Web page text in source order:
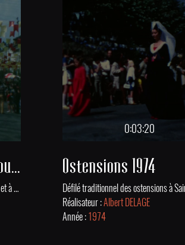
Ostensions à Rochechouart et St-Junien
Célébration des ostensions à Rochecouart et à Saint-Junien en 1974. En 994 en Limousin une épidémie due à l’ergot de seigle fit de nombreuses victimes. Vécu comme un châtiment divin, ce qu’on appela le mal des ardents amena en dernier recours le clergé à sortir des reliques des saints pour chasser la maladie. Ces ostensions sont devenues une tradition religieuse et populaire ancrée dans l’histoire du Limousin. Les ostensions se tiennent tous les 7 ans à Limoges et dans plus d'une quinzaine de communes environnantes, dans la Haute-Vienne, mais aussi en Creuse, Charente et dans la Vienne.
0:03:20
Ostensions 1974
Réalisateur :Albert DELAGE
Année :1974